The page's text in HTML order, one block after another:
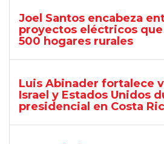
Joel Santos encabeza
proyectos eléctricos
500 hogares rurales
Luis Abinader fortalece
Israel y Estados Unidos
presidencial en Costa